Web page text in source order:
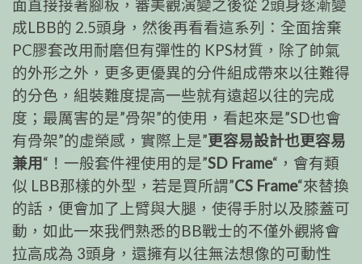
面直接接著腳板，審美觀演變之後從 2頭身逐漸變
成LBB的 2.5頭身，然後再看看這系列：全面捨棄
PC膠套改用耐磨但有彈性的 KPS材質，除了帥氣
的外形之外，更多更優異的分件組成帶來以往難得
的分色，組裝難度提高一些就有遠超以往的完成
度；最厲害的是”骨架”的使用，看起來是”SD也會
有骨架”的虛榮感，實際上是”更容易設計也更容易
兼用 “！一般套件裡使用的是”SD Frame“，會有類
似 LBB那樣的外型，若是買所謂”CS Frame“來替換
的話，便會加了上臂與大腿，使得手肘以及膝蓋可
動，如此一來我們熟悉的BB戰士的不僅外觀將會
拉高成為 3頭身，還擁有以往無法想像的可動性